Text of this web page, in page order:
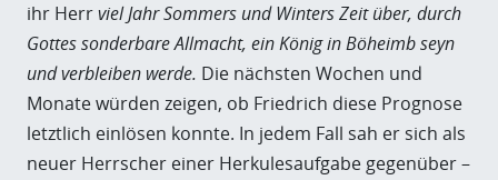
ihr Herrviel Jahr Sommers und Winters Zeit über, durch
Gottes sonderbare Allmacht, ein König in Böheimb seyn
und verbleiben werde. Die nächsten Wochen und
Monate würden zeigen, ob Friedrich diese Prognose
letztlich einlösen konnte. In jedem Fall sah er sich als
neuer Herrscher einer Herkulesaufgabe gegenüber –